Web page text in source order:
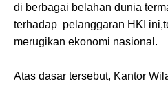
di berbagai belahan dunia
terhadap pelanggaran HKI
merugikan ekonomi nasional.
Atas dasar tersebut, Kantor